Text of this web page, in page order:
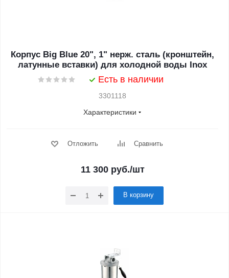
Корпус Big Blue 20", 1" нерж. сталь (кронштейн,
латунные вставки) для холодной воды Inox
Есть в наличии
3301118
Характеристики
Отложить Сравнить
11 300 руб./шт
В корзину